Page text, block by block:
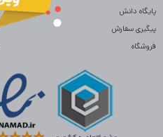
پایگاه دانش
پیگیری سفارش
فروشگاه